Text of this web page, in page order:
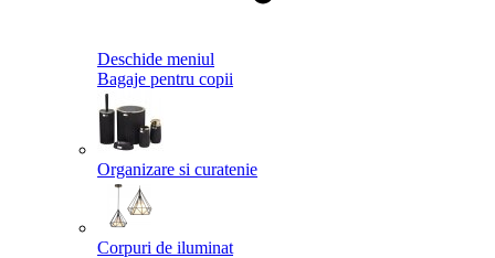
Deschide meniul
Bagaje pentru copii
Organizare si curatenie
Corpuri de iluminat